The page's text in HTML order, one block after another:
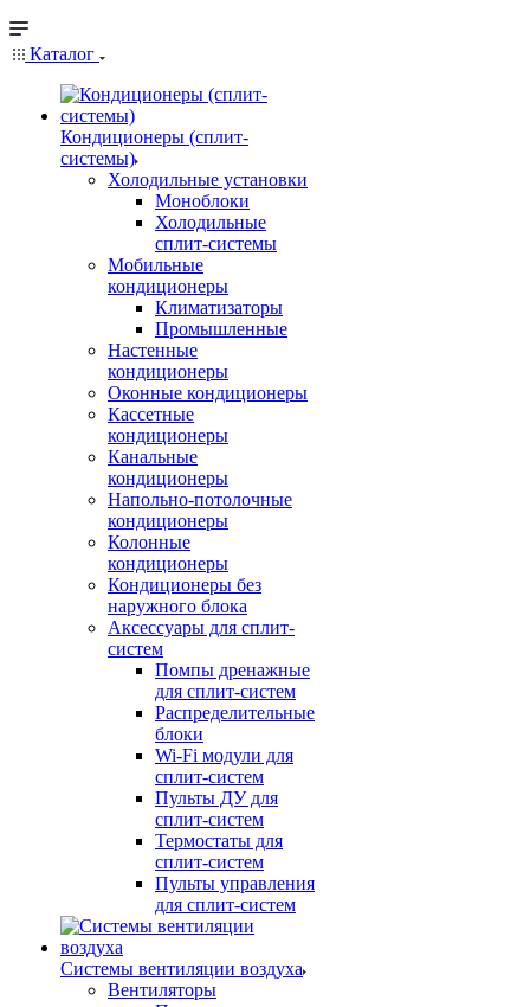
Каталог
Кондиционеры (сплит-
системы)
Холодильные установки
Моноблоки
Холодильные
сплит-системы
Мобильные
кондиционеры
Климатизаторы
Промышленные
Настенные
кондиционеры
Оконные кондиционеры
Кассетные
кондиционеры
Канальные
кондиционеры
Напольно-потолочные
кондиционеры
Колонные
кондиционеры
Кондиционеры без
наружного блока
Аксессуары для сплит-
систем
Помпы дренажные
для сплит-систем
Распределительные
блоки
Wi-Fi модули для
сплит-систем
Пульты ДУ для
сплит-систем
Термостаты для
сплит-систем
Пульты управления
для сплит-систем
Системы вентиляции воздуха
Вентиляторы